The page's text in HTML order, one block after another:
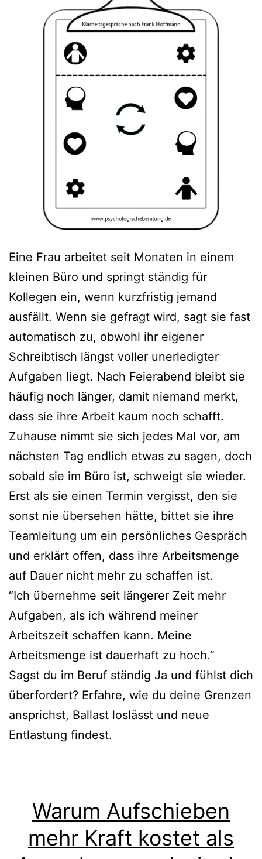
Eine Frau arbeitet seit Monaten in einem
kleinen Büro und springt ständig für
Kollegen ein, wenn kurzfristig jemand
ausfällt. Wenn sie gefragt wird, sagt sie fast
automatisch zu, obwohl ihr eigener
Schreibtisch längst voller unerledigter
Aufgaben liegt. Nach Feierabend bleibt sie
häufig noch länger, damit niemand merkt,
dass sie ihre Arbeit kaum noch schafft.
Zuhause nimmt sie sich jedes Mal vor, am
nächsten Tag endlich etwas zu sagen, doch
sobald sie im Büro ist, schweigt sie wieder.
Erst als sie einen Termin vergisst, den sie
sonst nie übersehen hätte, bittet sie ihre
Teamleitung um ein persönliches Gespräch
und erklärt offen, dass ihre Arbeitsmenge
auf Dauer nicht mehr zu schaffen ist.
“Ich übernehme seit längerer Zeit mehr
Aufgaben, als ich während meiner
Arbeitszeit schaffen kann. Meine
Arbeitsmenge ist dauerhaft zu hoch.”
Sagst du im Beruf ständig Ja und fühlst dich
überfordert? Erfahre, wie du deine Grenzen
ansprichst, Ballast loslässt und neue
Entlastung findest.
Warum Aufschieben
mehr Kraft kostet als